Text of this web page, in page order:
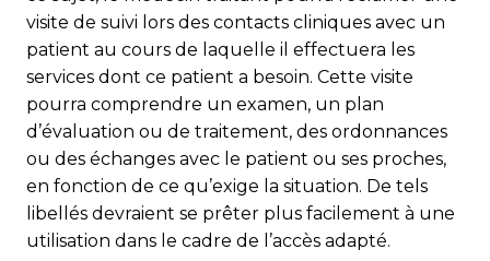
visite de suivi lors des contacts cliniques avec un
patient au cours de laquelle il effectuera les
services dont ce patient a besoin. Cette visite
pourra comprendre un examen, un plan
d’évaluation ou de traitement, des ordonnances
ou des échanges avec le pa­tient ou ses proches,
en fonction de ce qu’exige la situation. De tels
libellés devraient se prêter plus facilement à une
utilisation dans le cadre de l’accès adapté.